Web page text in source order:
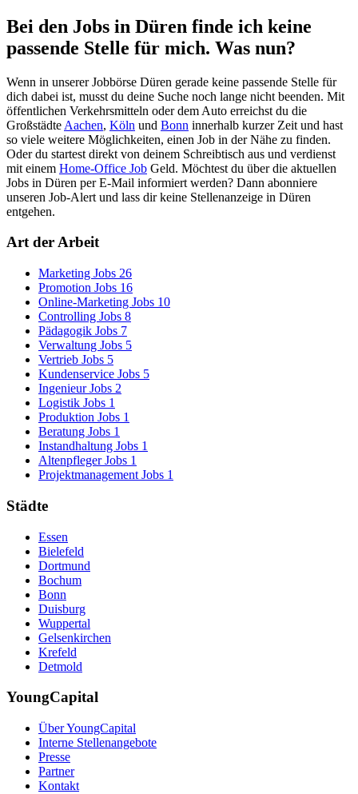
Bei den Jobs in Düren finde ich keine
passende Stelle für mich. Was nun?
Wenn in unserer Jobbörse Düren gerade keine passende Stelle für
dich dabei ist, musst du deine Suche noch lange nicht beenden. Mit
öffentlichen Verkehrsmitteln oder dem Auto erreichst du die
Großstädte Aachen, Köln und Bonn innerhalb kurzer Zeit und hast
so viele weitere Möglichkeiten, einen Job in der Nähe zu finden.
Oder du startest direkt von deinem Schreibtisch aus und verdienst
mit einem Home-Office Job Geld. Möchtest du über die aktuellen
Jobs in Düren per E-Mail informiert werden? Dann abonniere
unseren Job-Alert und lass dir keine Stellenanzeige in Düren
entgehen.
Art der Arbeit
Marketing Jobs 26
Promotion Jobs 16
Online-Marketing Jobs 10
Controlling Jobs 8
Pädagogik Jobs 7
Verwaltung Jobs 5
Vertrieb Jobs 5
Kundenservice Jobs 5
Ingenieur Jobs 2
Logistik Jobs 1
Produktion Jobs 1
Beratung Jobs 1
Instandhaltung Jobs 1
Altenpfleger Jobs 1
Projektmanagement Jobs 1
Städte
Essen
Bielefeld
Dortmund
Bochum
Bonn
Duisburg
Wuppertal
Gelsenkirchen
Krefeld
Detmold
YoungCapital
Über YoungCapital
Interne Stellenangebote
Presse
Partner
Kontakt